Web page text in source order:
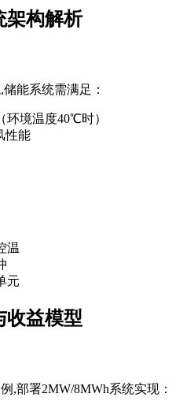
架构解析
能系统需满足：
环境温度40℃时）
性能
温
元
收益模型
,部署2MW/8MWh系统实现：